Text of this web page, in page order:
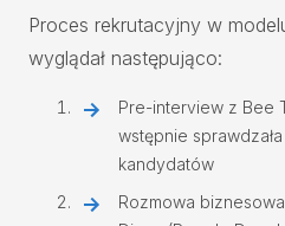
Proces rekrutacyjny w
wyglądał następująco:
Pre-interview z Bee
wstępnie
kandydatów
Rozmowa